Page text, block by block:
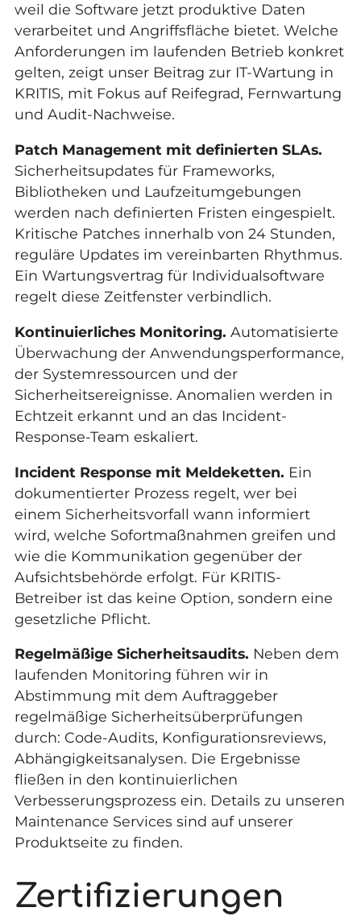
weil die Software jetzt produktive Daten
verarbeitet und Angriffsfläche bietet. Welche
Anforderungen im laufenden Betrieb konkret
gelten, zeigt unser Beitrag zur IT-Wartung in
KRITIS, mit Fokus auf Reifegrad, Fernwartung
und Audit-Nachweise.
Patch Management mit definierten SLAs.
Sicherheitsupdates für Frameworks,
Bibliotheken und Laufzeitumgebungen
werden nach definierten Fristen eingespielt.
Kritische Patches innerhalb von 24 Stunden,
reguläre Updates im vereinbarten Rhythmus.
Ein Wartungsvertrag für Individualsoftware
regelt diese Zeitfenster verbindlich.
Kontinuierliches Monitoring. Automatisierte
Überwachung der Anwendungsperformance,
der Systemressourcen und der
Sicherheitsereignisse. Anomalien werden in
Echtzeit erkannt und an das Incident-
Response-Team eskaliert.
Incident Response mit Meldeketten. Ein
dokumentierter Prozess regelt, wer bei
einem Sicherheitsvorfall wann informiert
wird, welche Sofortmaßnahmen greifen und
wie die Kommunikation gegenüber der
Aufsichtsbehörde erfolgt. Für KRITIS-
Betreiber ist das keine Option, sondern eine
gesetzliche Pflicht.
Regelmäßige Sicherheitsaudits. Neben dem
laufenden Monitoring führen wir in
Abstimmung mit dem Auftraggeber
regelmäßige Sicherheitsüberprüfungen
durch: Code-Audits, Konfigurationsreviews,
Abhängigkeitsanalysen. Die Ergebnisse
fließen in den kontinuierlichen
Verbesserungsprozess ein. Details zu unseren
Maintenance Services sind auf unserer
Produktseite zu finden.
Zertifizierungen